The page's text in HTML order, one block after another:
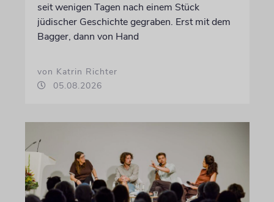
seit wenigen Tagen nach einem Stück
jüdischer Geschichte gegraben. Erst mit dem
Bagger, dann von Hand
von Katrin Richter
05.08.2026